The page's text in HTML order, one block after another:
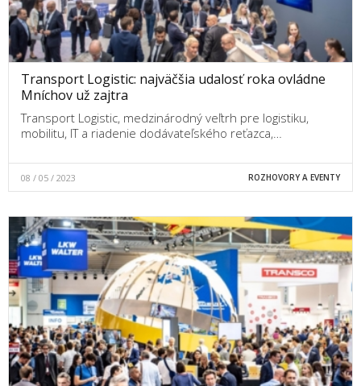
Transport Logistic: najväčšia udalosť roka ovládne
Mníchov už zajtra
Transport Logistic, medzinárodný veľtrh pre logistiku,
mobilitu, IT a riadenie dodávateľského reťazca,…
08 / 05 / 2023 ROZHOVORY A EVENTY